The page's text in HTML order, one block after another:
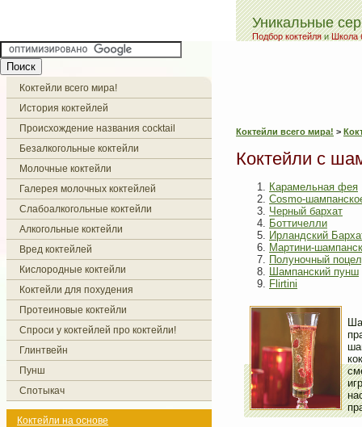
Уникальные
Подбор коктейляиШкола
Коктейли всего мира!
История коктейлей
Происхождение названия cocktail
Безалкогольные коктейли
Молочные коктейли
Галерея молочных коктейлей
Слабоалкогольные коктейли
Алкогольные коктейли
Вред коктейлей
Кислородные коктейли
Коктейли для похудения
Протеиновые коктейли
Спроси у коктейлей про коктейли!
Глинтвейн
Пунш
Спотыкач
Коктейли на основе
Коктейли всего мира! >
Коктейли с
Карамельная фея
Cosmo-
Черный бархат
Боттичелли
Ирландский
Мартини-
Полуночный
Шампанский пунш
Flirtini